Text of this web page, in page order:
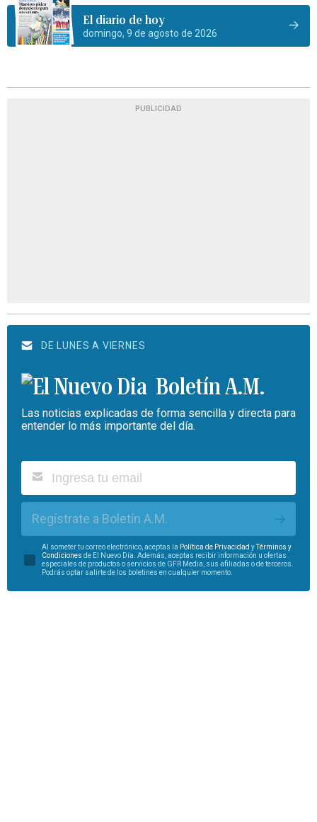
El diario de hoy
domingo, 9 de agosto de 2026
PUBLICIDAD
DE LUNES A VIERNES
Boletín A.M.
Las noticias explicadas de forma sencilla y directa para
entender lo más importante del día.
Regístrate a Boletín A.M.
Al someter tu correo electrónico, aceptas la Política de Privacidad yTérminos y
Condiciones de El Nuevo Día. Además, aceptas recibir información u ofertas
especiales de productos o servicios de GFR Media, sus afiliadas o de terceros.
Podrás optar salirte de los boletines en cualquier momento.